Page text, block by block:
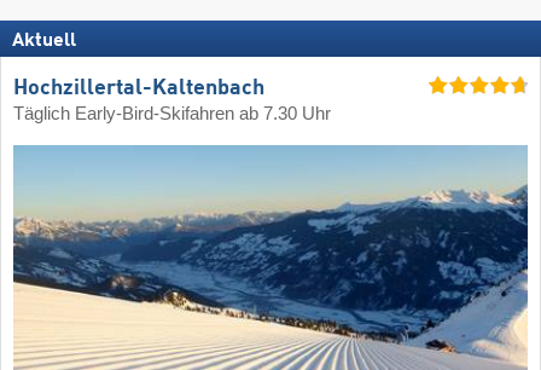
Aktuell
Hochzillertal-Kaltenbach
Täglich Early-Bird-Skifahren ab 7.30 Uhr